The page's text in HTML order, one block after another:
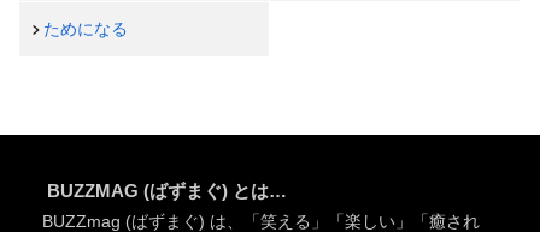
ためになる
BUZZMAG (ばずまぐ) とは…
BUZZmag (ばずまぐ) は、「笑える」「楽しい」「癒され